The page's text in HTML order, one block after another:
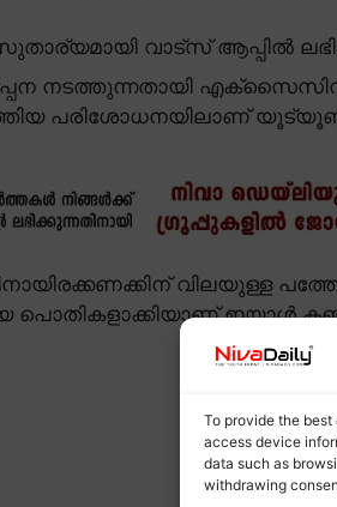
To provide the
access device
data such as
withdrawing
വാട്സ് ആപ്പിൽ
നടത്തുന്നതായി എക്സൈസിന്
പരിശോധനയിലാണ്
വിലയുള്ള
പൊതികളാക്കിയാണ് ഇയാൾ